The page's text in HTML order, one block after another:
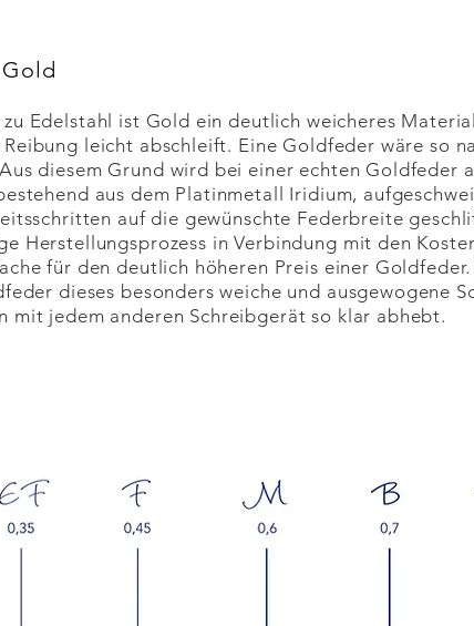
zu Edelstahl ist Gold ein deutlich weicheres
Reibung leicht abschleift. Eine Goldfeder wäre so
diesem Grund wird bei einer echten Goldfeder
aus dem Platinmetall Iridium,
auf die gewünschte Federbreite
Herstellungsprozess in Verbindung mit den
für den deutlich höheren Preis einer
dieses besonders weiche und ausgewogene
mit jedem anderen Schreibgerät so klar abhebt.